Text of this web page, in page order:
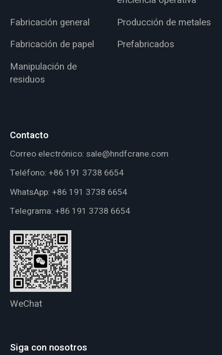
Fabricación general
Producción de metales
Fabricación de papel
Prefabricados
Manipulación de
residuos
Contacto
Correo electrónico: sale@hndfcrane.com
Teléfono: +86 191 3738 6654
WhatsApp: +86 191 3738 6654
Telegrama: +86 191 3738 6654
WeChat
Siga con nosotros